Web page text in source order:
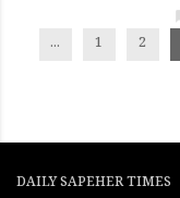
... 1 2
DAILY SAPEHER TIMES